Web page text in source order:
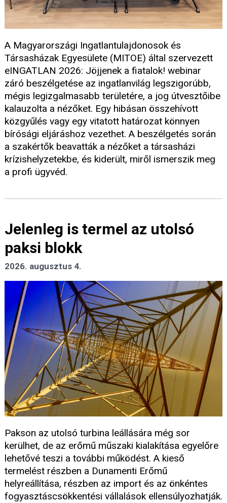
A Magyarországi Ingatlantulajdonosok és
Társasházak Egyesülete (MITOE) által szervezett
eINGATLAN 2026: Jöjjenek a fiatalok! webinar
záró beszélgetése az ingatlanvilág legszigorúbb,
mégis legizgalmasabb területére, a jog útvesztőibe
kalauzolta a nézőket. Egy hibásan összehívott
közgyűlés vagy egy vitatott határozat könnyen
bírósági eljáráshoz vezethet. A beszélgetés során
a szakértők beavatták a nézőket a társasházi
krízishelyzetekbe, és kiderült, miről ismerszik meg
a profi ügyvéd.
Jelenleg is termel az utolsó
paksi blokk
2026. augusztus 4.
Pakson az utolsó turbina leállására még sor
kerülhet, de az erőmű műszaki kialakítása egyelőre
lehetővé teszi a további működést. A kieső
termelést részben a Dunamenti Erőmű
helyreállítása, részben az import és az önkéntes
fogyasztáscsökkentési vállalások ellensúlyozhatják.